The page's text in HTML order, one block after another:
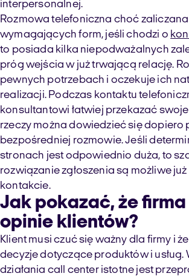
interpersonalnej.
Rozmowa telefoniczna choć
wymagających form, jeśli chodzi o
to posiada kilka niepodważalnych
próg wejścia w już trwającą relację.
pewnych potrzebach i oczekuje ich
realizacji. Podczas kontaktu
konsultantowi łatwiej przekazać
rzeczy można dowiedzieć się dopiero
bezpośredniej rozmowie. Jeśli
stronach jest odpowiednio duża, to
rozwiązanie zgłoszenia są możliwe
kontakcie.
Jak pokazać, że
opinie klientów?
Klient musi czuć się ważny dla firmy i
decyzje dotyczące produktów i usług.
działania call center istotne jest